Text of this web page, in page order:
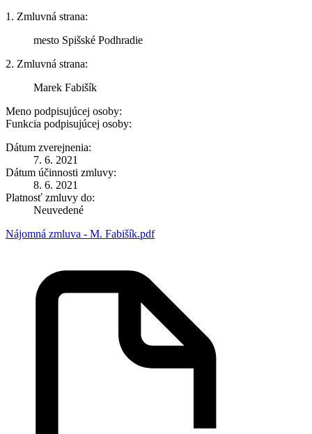
1. Zmluvná strana:
mesto Spišské Podhradie
2. Zmluvná strana:
Marek Fabišík
Meno podpisujúcej osoby:
Funkcia podpisujúcej osoby:
Dátum zverejnenia:
7. 6. 2021
Dátum účinnosti zmluvy:
8. 6. 2021
Platnosť zmluvy do:
Neuvedené
Nájomná zmluva - M. Fabišík.pdf